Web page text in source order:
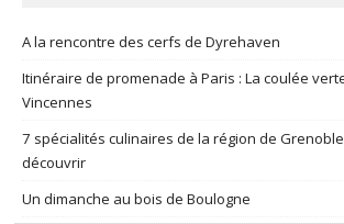
A la rencontre des cerfs de Dyrehaven
Itinéraire de promenade à Paris : La coulée
Vincennes
7 spécialités culinaires de la région de
découvrir
Un dimanche au bois de Boulogne